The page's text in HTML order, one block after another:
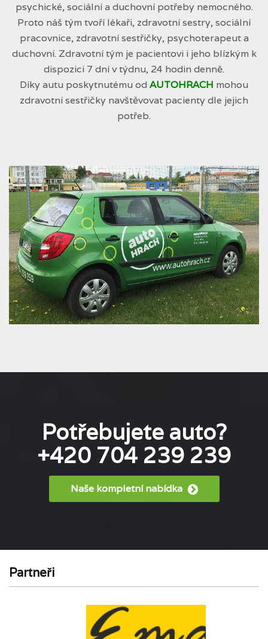
psychické, sociální a duchovní potřeby nemocného.
Proto náš tým tvoří lékaři, zdravotní sestry, sociální
pracovnice, zdravotní sestřičky, psychoterapeut a
duchovní. Zdravotní tým je pacientovi i jeho blízkým k
dispozici 7 dní v týdnu, 24 hodin denně.
Díky autu poskytnutému od AUTOHRACH mohou
zdravotní sestřičky navštěvovat pacienty dle jejich
potřeb.
Potřebujete auto?
+420 704 239 239
Naše kompletní nabídka
Partneři